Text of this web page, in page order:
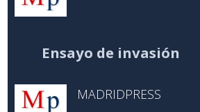
Ensayo de invasión
MADRIDPRESS